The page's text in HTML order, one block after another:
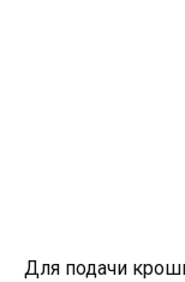
Для подачи